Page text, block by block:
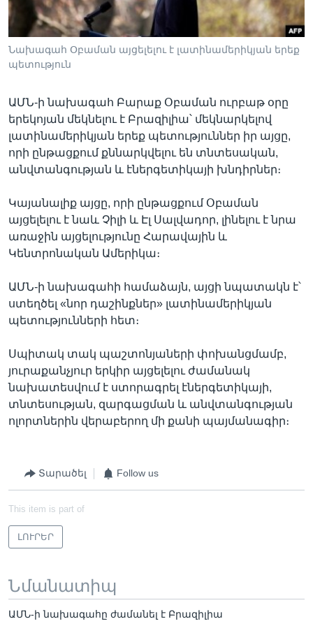
Լեզուներ
Նախագահ Օբաման այցելելու է լատինամերիկյան երեք
պետություն
ԱՄՆ-ի նախագահ Բարաք Օբաման ուրբաթ օրը
երեկոյան մեկնելու է Բրազիլիա՝ մեկնարկելով
լատինամերիկյան երեք պետություններ իր այցը,
որի ընթացքում քննարկվելու են տնտեսական,
անվտանգության և էներգետիկայի խնդիրներ։
Կայանալիք այցը, որի ընթացքում Օբաման
այցելելու է նաև Չիլի և Էլ Սալվադոր, լինելու է նրա
առաջին այցելությունը Հարավային և
Կենտրոնական Ամերիկա։
ԱՄՆ-ի նախագահի համաձայն, այցի նպատակն է՝
ստեղծել «նոր դաշինքներ» լատինամերիկյան
պետությունների հետ։
Սպիտակ տակ պաշտոնյաների փոխանցմամբ,
յուրաքանչյուր երկիր այցելելու ժամանակ
նախատեսվում է ստորագրել էներգետիկայի,
տնտեսության, զարգացման և անվտանգության
ոլորտներին վերաբերող մի քանի պայմանագիր։
Տարածել Follow us
This item is part of
ԼՈՒՐԵՐ
Նմանատիպ
ԱՄՆ-ի նախագահը ժամանել է Բրազիլիա